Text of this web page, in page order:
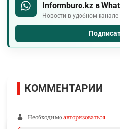
Informburo.kz в
Новости в удобном
КОММЕНТАРИИ
Необходимо авторизоваться